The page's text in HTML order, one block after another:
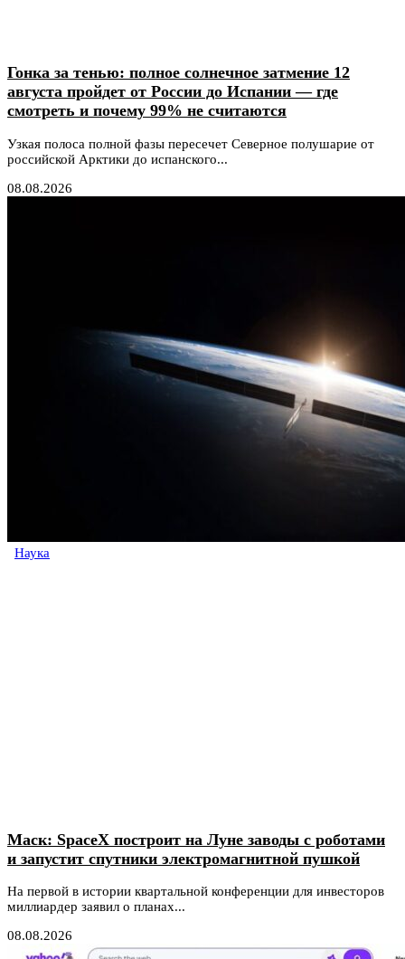
Гонка за тенью: полное солнечное затмение 12
августа пройдет от России до Испании — где
смотреть и почему 99% не считаются
Узкая полоса полной фазы пересечет Северное полушарие от
российской Арктики до испанского...
08.08.2026
Наука
Маск: SpaceX построит на Луне заводы с роботами
и запустит спутники электромагнитной пушкой
На первой в истории квартальной конференции для инвесторов
миллиардер заявил о планах...
08.08.2026